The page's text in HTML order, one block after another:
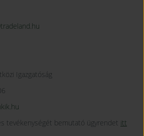
Igazgatóság
tevékenységét bemutató ügyrendet itt